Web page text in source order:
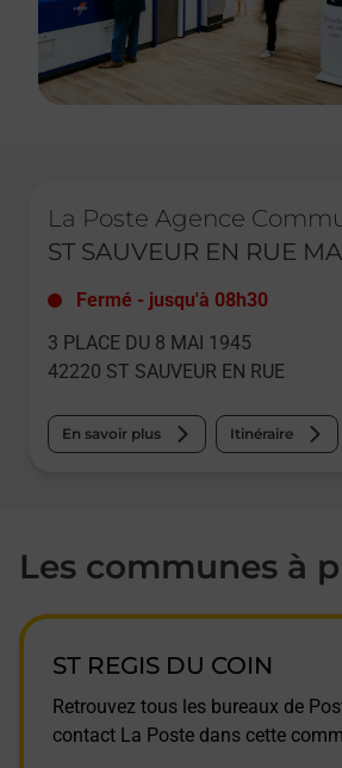
La Poste Agence
ST SAUVEUR EN RUE
Fermé - jusqu'à 08h30
3 PLACE DU 8 MAI 1945
42220 ST SAUVEUR EN RUE
En savoir plus Itinéraire
Les communes à
ST REGIS DU COIN
Retrouvez tous les bureaux de
contact La Poste dans cette